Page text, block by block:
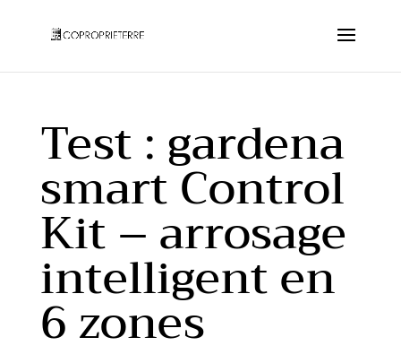
Test : gardena
smart Control
Kit – arrosage
intelligent en
6 zones